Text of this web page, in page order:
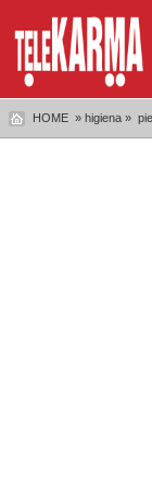
HOME » higiena »